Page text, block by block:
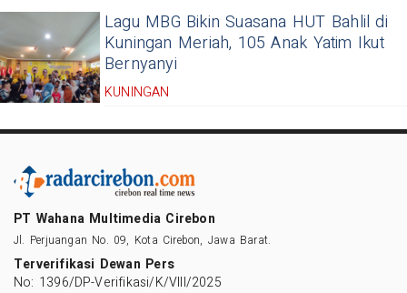
Lagu MBG Bikin Suasana HUT Bahlil di
Kuningan Meriah, 105 Anak Yatim Ikut
Bernyanyi
KUNINGAN
PT Wahana Multimedia Cirebon
Jl. Perjuangan No. 09, Kota Cirebon, Jawa Barat.
Terverifikasi Dewan Pers
No: 1396/DP-Verifikasi/K/VIII/2025